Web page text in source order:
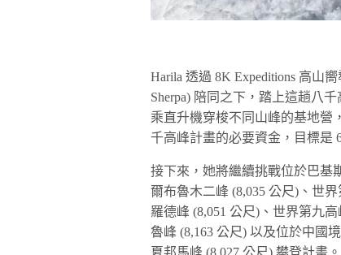
Harila 透過 8K Expeditions 高山
Sherpa) 陪同之下，踏上這趟八
乘直升機穿梭不同山峰的基地營
千高峰計畫的必要資金，目標是
接下來，她將繼續挑戰位於巴基
爾布魯木二峰 (8,035 公尺)、世
羅德峰 (8,051 公尺)、世界第九
魯峰 (8,163 公尺) 以及位於中國